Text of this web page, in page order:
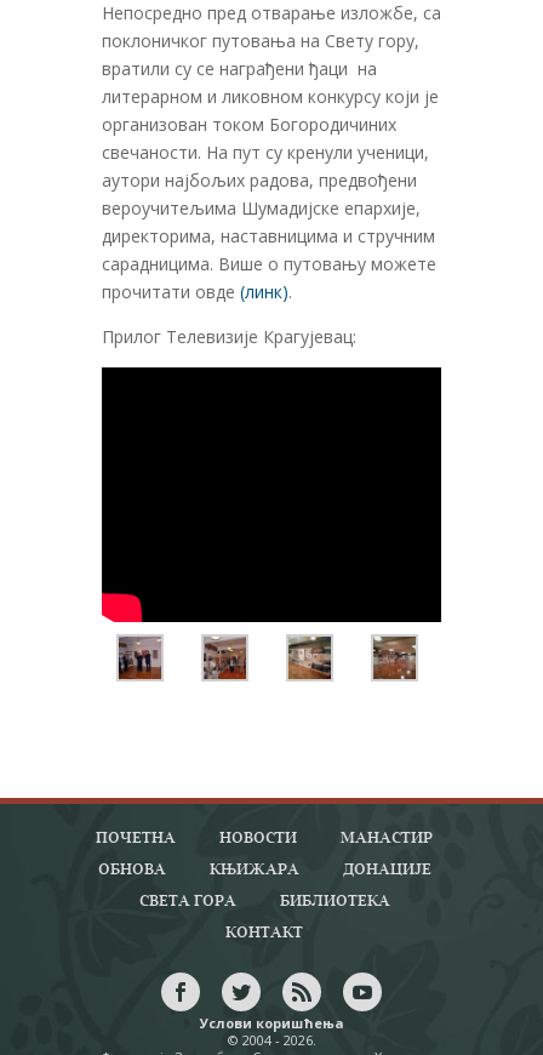
Непосредно пред отварање изложбе, са
поклоничког путовања на Свету гору,
вратили су се награђени ђаци на
литерарном и ликовном конкурсу који је
организован током Богородичиних
свечаности. На пут су кренули ученици,
аутори најбољих радова, предвођени
вероучитељима Шумадијске епархије,
директорима, наставницима и стручним
сарадницима. Више о путовању можете
прочитати овде (линк).
Прилог Телевизије Крагујевац:
ПОЧЕТНА НОВОСТИ
МАНАСТИР
ОБНОВА
КЊИЖАРА
ДОНАЦИЈЕ
СВЕТА ГОРА
БИБЛИОТЕКА
КОНТАКТ
Услови коришћења
© 2004 - 2026.